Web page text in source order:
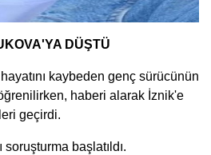
DÜŞTÜ
kaybeden genç sürücünün
haberi alarak İznik'e
geçirdi.
başlatıldı.